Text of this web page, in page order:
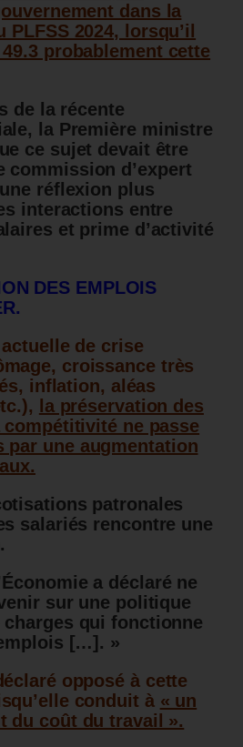
dans la
2024, lorsqu’il
probablement cette
de la récente
la Première ministre
ce sujet devait être
commission d’expert
réflexion plus
interactions entre
et prime d’activité
DES EMPLOIS
de crise
croissance très
inflation, aléas
la préservation des
ne passe
par une augmentation
patronales
salariés rencontre une
a déclaré ne
sur une politique
charges qui fonctionne
[…]. »
opposé à cette
conduit à « un
du coût du travail ».